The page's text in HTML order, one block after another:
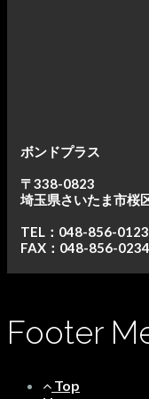
ボンドプラス
〒338-0823
埼玉県さいたま市桜
TEL：048-856-0123
FAX：048-856-0234
Footer
Top